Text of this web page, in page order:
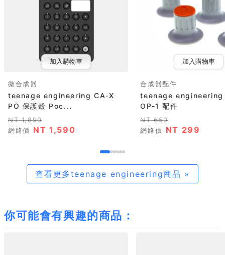
加入購物車
微合成器
teenage engineering CA-X
PO 保護殼 Poc...
NT 1,890
網路價 NT 1,590
加入購物車
合成器配件
teenage engineering
OP-1 配件
NT 650
網路價 NT 299
查看更多teenage engineering商品 »
你可能會有興趣的商品：